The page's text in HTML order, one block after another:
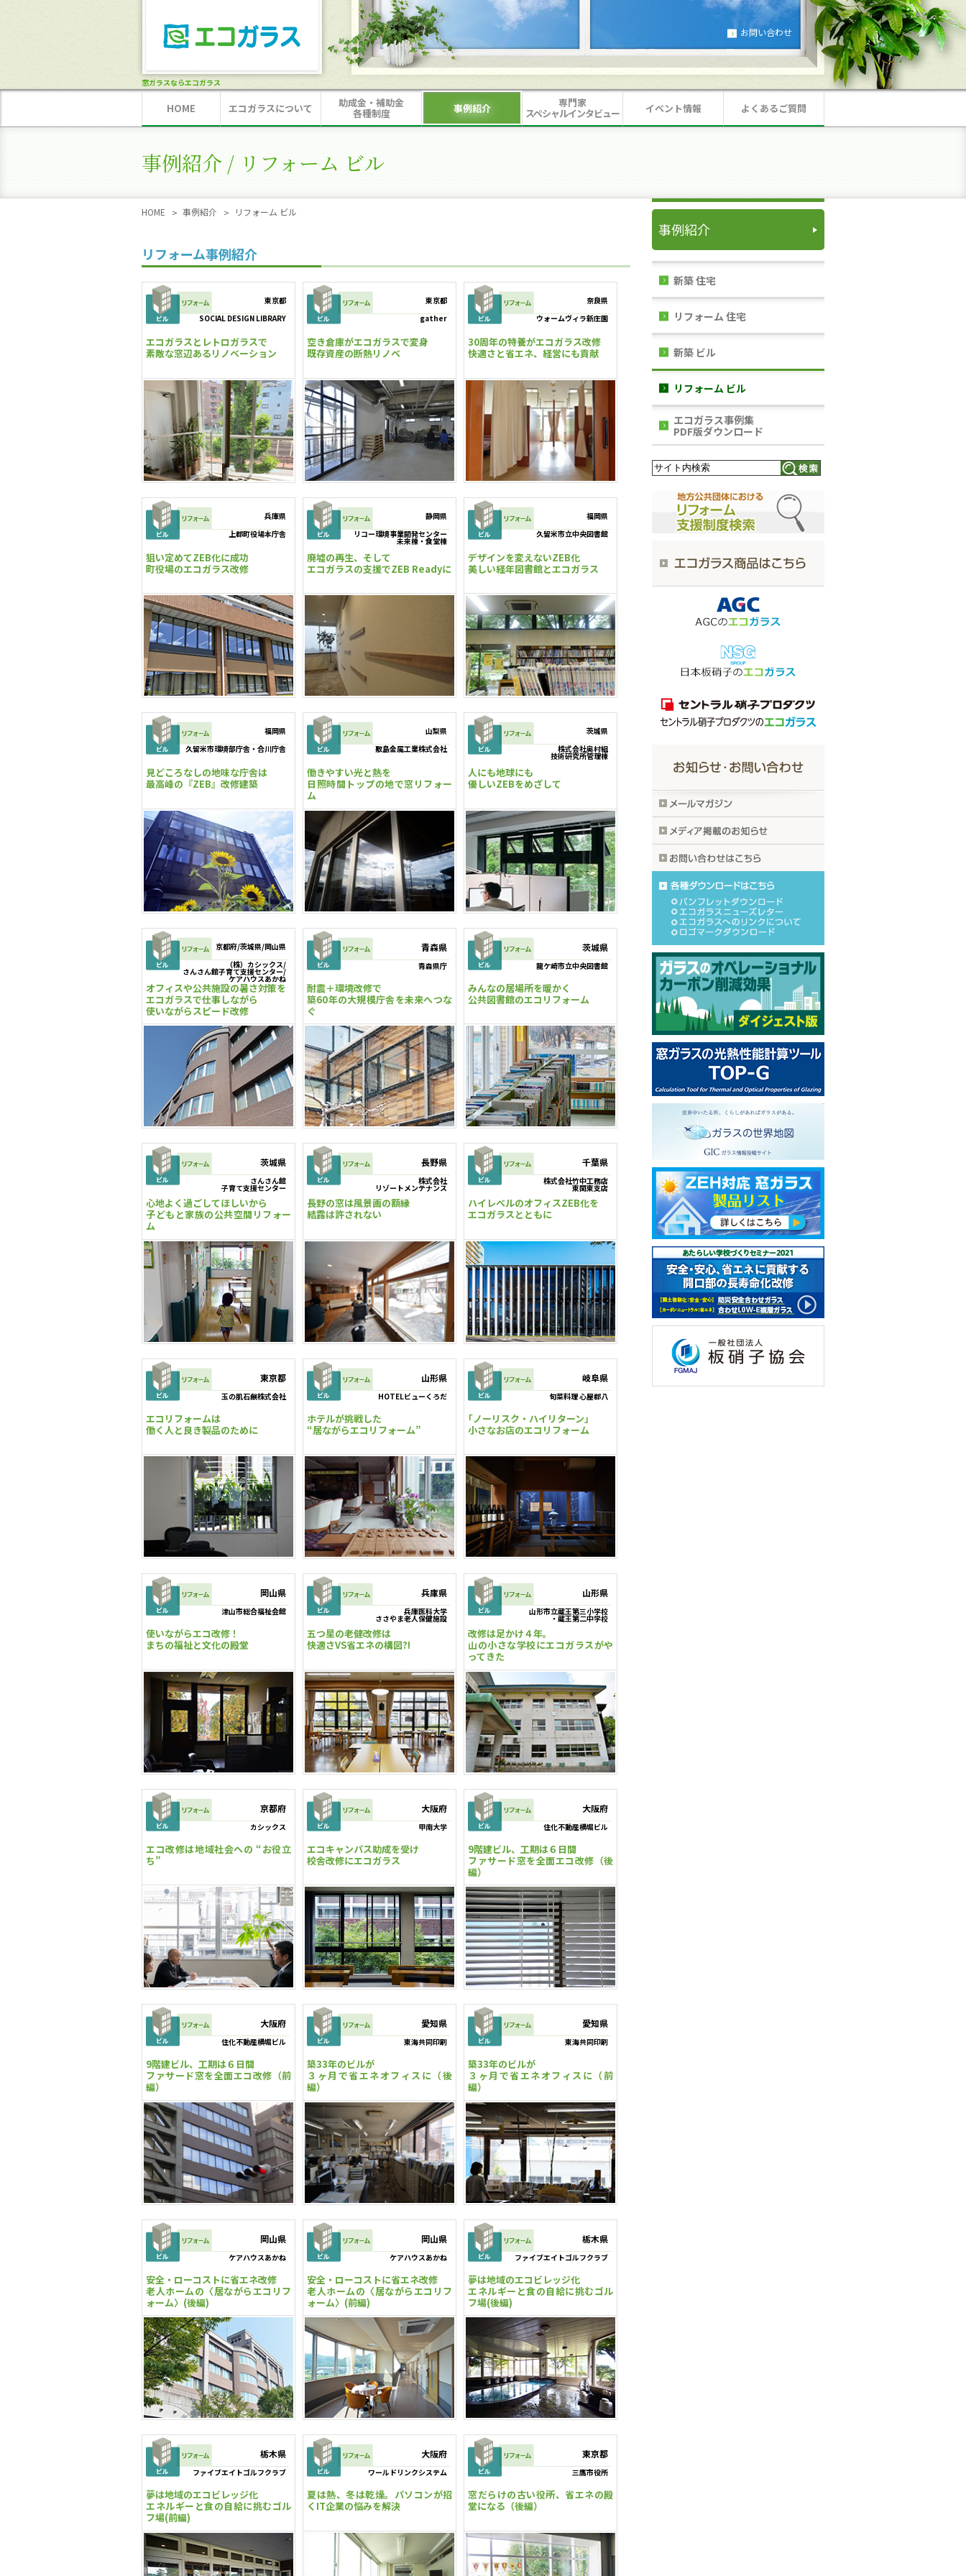
窓ガラスならエコガラス
お問い合わせ
HOME エコガラスについて 助成金・補助金
各種制度 事例紹介 専門家
スペシャルインタビュー イベント情報 よくあるご質問
事例紹介 / リフォーム ビル
HOME 事例紹介 リフォーム ビル
リフォーム事例紹介
東京都
SOCIAL DESIGN LIBRARY
エコガラスとレトロガラスで
素敵な窓辺あるリノベーション
東京都
gather
空き倉庫がエコガラスで変身
既存資産の断熱リノベ
奈良県
ウォームヴィラ新庄園
30周年の特養がエコガラス改修
快適さと省エネ、経営にも貢献
兵庫県
上郡町役場本庁舎
狙い定めてZEB化に成功
町役場のエコガラス改修
静岡県
リコー環境事業開発センター
未来棟・食堂棟
廃墟の再生、そして
エコガラスの支援でZEB Readyに
福岡県
久留米市立中央図書館
デザインを変えないZEB化
美しい経年図書館とエコガラス
福岡県
久留米市環境部庁舎・合川庁舎
見どころなしの地味な庁舎は
最高峰の『ZEB』改修建築
山梨県
敷島金属工業株式会社
働きやすい光と熱を
日照時間トップの地で窓リフォー
ム
茨城県
株式会社奥村組
技術研究所管理棟
人にも地球にも
優しいZEBをめざして
京都府/茨城県/岡山県
（株）カシックス/
さんさん館子育て支援センター/
ケアハウスあかね
オフィスや公共施設の暑さ対策を
エコガラスで仕事しながら
使いながらスピード改修
青森県
青森県庁
耐震＋環境改修で
築60年の大規模庁舎を未来へつな
ぐ
茨城県
龍ケ崎市立中央図書館
みんなの居場所を暖かく
公共図書館のエコリフォーム
茨城県
さんさん館
子育て支援センター
心地よく過ごしてほしいから
子どもと家族の公共空間リフォー
ム
長野県
株式会社
リゾートメンテナンス
長野の窓は風景画の額縁
結露は許されない
千葉県
株式会社竹中工務店
東関東支店
ハイレベルのオフィスZEB化を
エコガラスとともに
東京都
玉の肌石鹸株式会社
エコリフォームは
働く人と良き製品のために
山形県
HOTELビューくろだ
ホテルが挑戦した
“居ながらエコリフォーム”
岐阜県
旬菜料理 心屋郡八
｢ノーリスク・ハイリターン」
小さなお店のエコリフォーム
岡山県
津山市総合福祉会館
使いながらエコ改修！
まちの福祉と文化の殿堂
兵庫県
兵庫医科大学
ささやま老人保健施設
五つ星の老健改修は
快適さVS省エネの構図?!
山形県
山形市立蔵王第三小学校
・蔵王第二中学校
改修は足かけ４年。
山の小さな学校にエコガラスがや
ってきた
京都府
カシックス
エコ改修は地域社会への “お役立
ち”
大阪府
甲南大学
エコキャンパス助成を受け
校舎改修にエコガラス
大阪府
住化不動産横堀ビル
9階建ビル、工期は６日間
ファサード窓を全面エコ改修（後
編）
大阪府
住化不動産横堀ビル
9階建ビル、工期は６日間
ファサード窓を全面エコ改修（前
編）
愛知県
東海共同印刷
築33年のビルが
３ヶ月で省エネオフィスに（後
編）
愛知県
東海共同印刷
築33年のビルが
３ヶ月で省エネオフィスに（前
編）
岡山県
ケアハウスあかね
安全・ローコストに省エネ改修
老人ホームの〈居ながらエコリフ
ォーム〉(後編)
岡山県
ケアハウスあかね
安全・ローコストに省エネ改修
老人ホームの〈居ながらエコリフ
ォーム〉(前編)
栃木県
ファイブエイトゴルフクラブ
夢は地域のエコビレッジ化
エネルギーと食の自給に挑むゴル
フ場(後編)
栃木県
ファイブエイトゴルフクラブ
夢は地域のエコビレッジ化
エネルギーと食の自給に挑むゴル
フ場(前編)
大阪府
ワールドリンクシステム
夏は熱、冬は乾燥。パソコンが招
くIT企業の悩みを解決
東京都
三鷹市役所
窓だらけの古い役所、省エネの殿
堂になる（後編）
事例紹介
新築 住宅
リフォーム 住宅
新築 ビル
リフォーム ビル
エコガラス事例集
PDF版ダウンロード